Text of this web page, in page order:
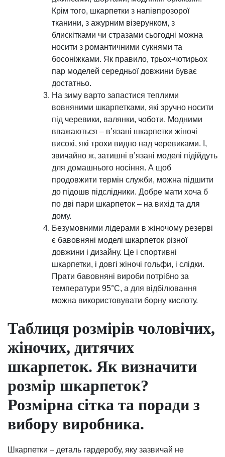
Крім того, шкарпетки з напівпрозорої
тканини, з ажурним візерунком, з
блискітками чи стразами сьогодні можна
носити з романтичними сукнями та
босоніжками. Як правило, трьох-чотирьох
пар моделей середньої довжини буває
достатньо.
На зиму варто запастися теплими
вовняними шкарпетками, які зручно носити
під черевики, валянки, чоботи. Модними
вважаються – в’язані шкарпетки жіночі
високі, які трохи видно над черевиками. І,
звичайно ж, затишні в’язані моделі підійдуть
для домашнього носіння. А щоб
продовжити термін служби, можна підшити
до підошв підслідники. Добре мати хоча б
по дві пари шкарпеток – на вихід та для
дому.
Безумовними лідерами в жіночому резерві
є бавовняні моделі шкарпеток різної
довжини і дизайну. Це і спортивні
шкарпетки, і довгі жіночі гольфи, і слідки.
Прати бавовняні вироби потрібно за
температури 95°С, а для відбілювання
можна використовувати борну кислоту.
Таблиця розмірів чоловічих,
жіночих, дитячих
шкарпеток. Як визначити
розмір шкарпеток?
Розмірна сітка та поради з
вибору виробника.
Шкарпетки – деталь гардеробу, яку зазвичай не